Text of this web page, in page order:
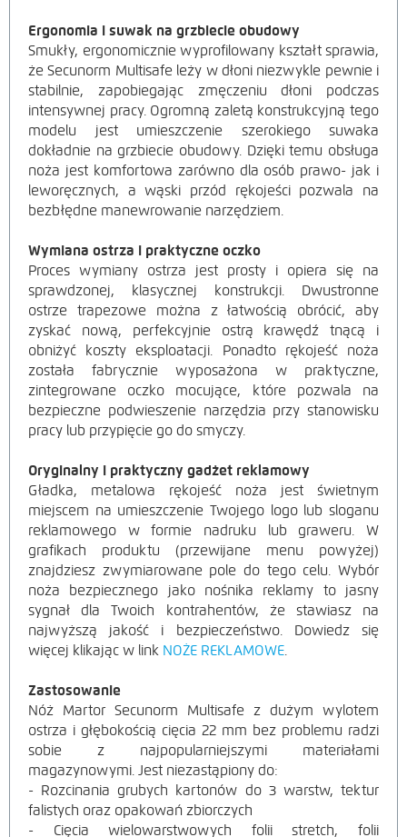
Ergonomia i suwak na grzbiecie obudowy
Smukły, ergonomicznie wyprofilowany kształt sprawia,
że Secunorm Multisafe leży w dłoni niezwykle pewnie i
stabilnie, zapobiegając zmęczeniu dłoni podczas
intensywnej pracy. Ogromną zaletą konstrukcyjną tego
modelu jest umieszczenie szerokiego suwaka
dokładnie na grzbiecie obudowy. Dzięki temu obsługa
noża jest komfortowa zarówno dla osób prawo- jak i
leworęcznych, a wąski przód rękojeści pozwala na
bezbłędne manewrowanie narzędziem.
Wymiana ostrza i praktyczne oczko
Proces wymiany ostrza jest prosty i opiera się na
sprawdzonej, klasycznej konstrukcji. Dwustronne
ostrze trapezowe można z łatwością obrócić, aby
zyskać nową, perfekcyjnie ostrą krawędź tnącą i
obniżyć koszty eksploatacji. Ponadto rękojeść noża
została fabrycznie wyposażona w praktyczne,
zintegrowane oczko mocujące, które pozwala na
bezpieczne podwieszenie narzędzia przy stanowisku
pracy lub przypięcie go do smyczy.
Oryginalny i praktyczny gadżet reklamowy
Gładka, metalowa rękojeść noża jest świetnym
miejscem na umieszczenie Twojego logo lub sloganu
reklamowego w formie nadruku lub graweru. W
grafikach produktu (przewijane menu powyżej)
znajdziesz zwymiarowane pole do tego celu. Wybór
noża bezpiecznego jako nośnika reklamy to jasny
sygnał dla Twoich kontrahentów, że stawiasz na
najwyższą jakość i bezpieczeństwo. Dowiedz się
więcej klikając w link NOŻE REKLAMOWE.
Zastosowanie
Nóż Martor Secunorm Multisafe z dużym wylotem
ostrza i głębokością cięcia 22 mm bez problemu radzi
sobie z najpopularniejszymi materiałami
magazynowymi. Jest niezastąpiony do:
- Rozcinania grubych kartonów do 3 warstw, tektur
falistych oraz opakowań zbiorczych
- Cięcia wielowarstwowych folii stretch, folii